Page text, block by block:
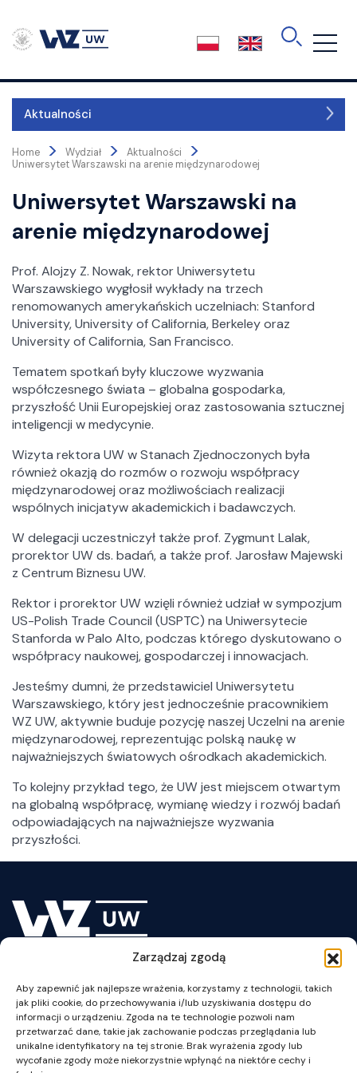
Zarządzaj zgodą
Aby zapewnić jak najlepsze wrażenia, korzystamy z technologii, takich
jak pliki cookie, do przechowywania i/lub uzyskiwania dostępu do
informacji o urządzeniu. Zgoda na te technologie pozwoli nam
przetwarzać dane, takie jak zachowanie podczas przeglądania lub
unikalne identyfikatory na tej stronie. Brak wyrażenia zgody lub
wycofanie zgody może niekorzystnie wpłynąć na niektóre cechy i
content
Aktualności
Kierunki
O wydziale
Władze
Kolegium dziekańskie
Rada Wydziału
Rada Dydaktyczna
Rada Biznesu
International Advisory Committee
Struktura
Centra Naukowo – Badawcze
Katedry i Samodzielne Zakłady
Biblioteka
Sekcja Wydawnicza WZ UW
Działania
Projekty
Konferencje
Badania
Szkoły letnie WZ UW
Ogólne
Aktualności
Jakość kształcenia
Pełnomocnik ds. równości na Wydziale Zarządzania
UW
Absolwenci WZ UW
Historia
Głosy Ekspertów
Home > Wydział > Aktualności >
Uniwersytet Warszawski na arenie międzynarodowej
Uniwersytet Warszawski na
arenie międzynarodowej
Prof. Alojzy Z. Nowak, rektor Uniwersytetu
Warszawskiego wygłosił wykłady na trzech
renomowanych amerykańskich uczelniach: Stanford
University, University of California, Berkeley oraz
University of California, San Francisco.
Tematem spotkań były kluczowe wyzwania
współczesnego świata – globalna gospodarka,
przyszłość Unii Europejskiej oraz zastosowania sztucznej
inteligencji w medycynie.
Wizyta rektora UW w Stanach Zjednoczonych była
również okazją do rozmów o rozwoju współpracy
międzynarodowej oraz możliwościach realizacji
wspólnych inicjatyw akademickich i badawczych.
W delegacji uczestniczył także prof. Zygmunt Lalak,
prorektor UW ds. badań, a także prof. Jarosław Majewski
z Centrum Biznesu UW.
Rektor i prorektor UW wzięli również udział w sympozjum
US-Polish Trade Council (USPTC) na Uniwersytecie
Stanforda w Palo Alto, podczas którego dyskutowano o
współpracy naukowej, gospodarczej i innowacjach.
Jesteśmy dumni, że przedstawiciel Uniwersytetu
Warszawskiego, który jest jednocześnie pracownikiem
WZ UW, aktywnie buduje pozycję naszej Uczelni na arenie
międzynarodowej, reprezentując polską naukę w
najważniejszych światowych ośrodkach akademickich.
To kolejny przykład tego, że UW jest miejscem otwartym
na globalną współpracę, wymianę wiedzy i rozwój badań
odpowiadających na najważniejsze wyzwania
przyszłości.
No Caption
No Caption
ul. Szturmowa 1/3